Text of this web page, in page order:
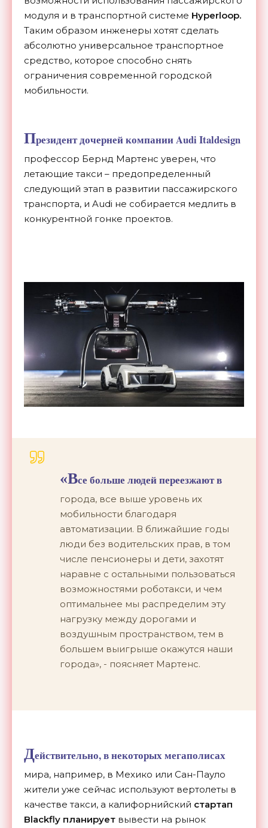
модуля и в транспортной системе Hyperloop.
Таким образом инженеры хотят сделать
абсолютно универсальное транспортное
средство, которое способно снять
ограничения современной городской
мобильности.
Президент дочерней компании Audi Italdesign
профессор Бернд Мартенс уверен, что
летающие такси – предопределенный
следующий этап в развитии пассажирского
транспорта, и Audi не собирается медлить в
конкурентной гонке проектов.
«Все больше людей переезжают в
города, все выше уровень их
мобильности благодаря
автоматизации. В ближайшие годы
люди без водительских прав, в том
числе пенсионеры и дети, захотят
наравне с остальными пользоваться
возможностями роботакси, и чем
оптимальнее мы распределим эту
нагрузку между дорогами и
воздушным пространством, тем в
большем выигрыше окажутся наши
города», - поясняет Мартенс.
Действительно, в некоторых мегаполисах
мира, например, в Мехико или Сан-Пауло
жители уже сейчас используют вертолеты в
качестве такси, а калифорнийский стартап
Blackfly планирует вывести на рынок